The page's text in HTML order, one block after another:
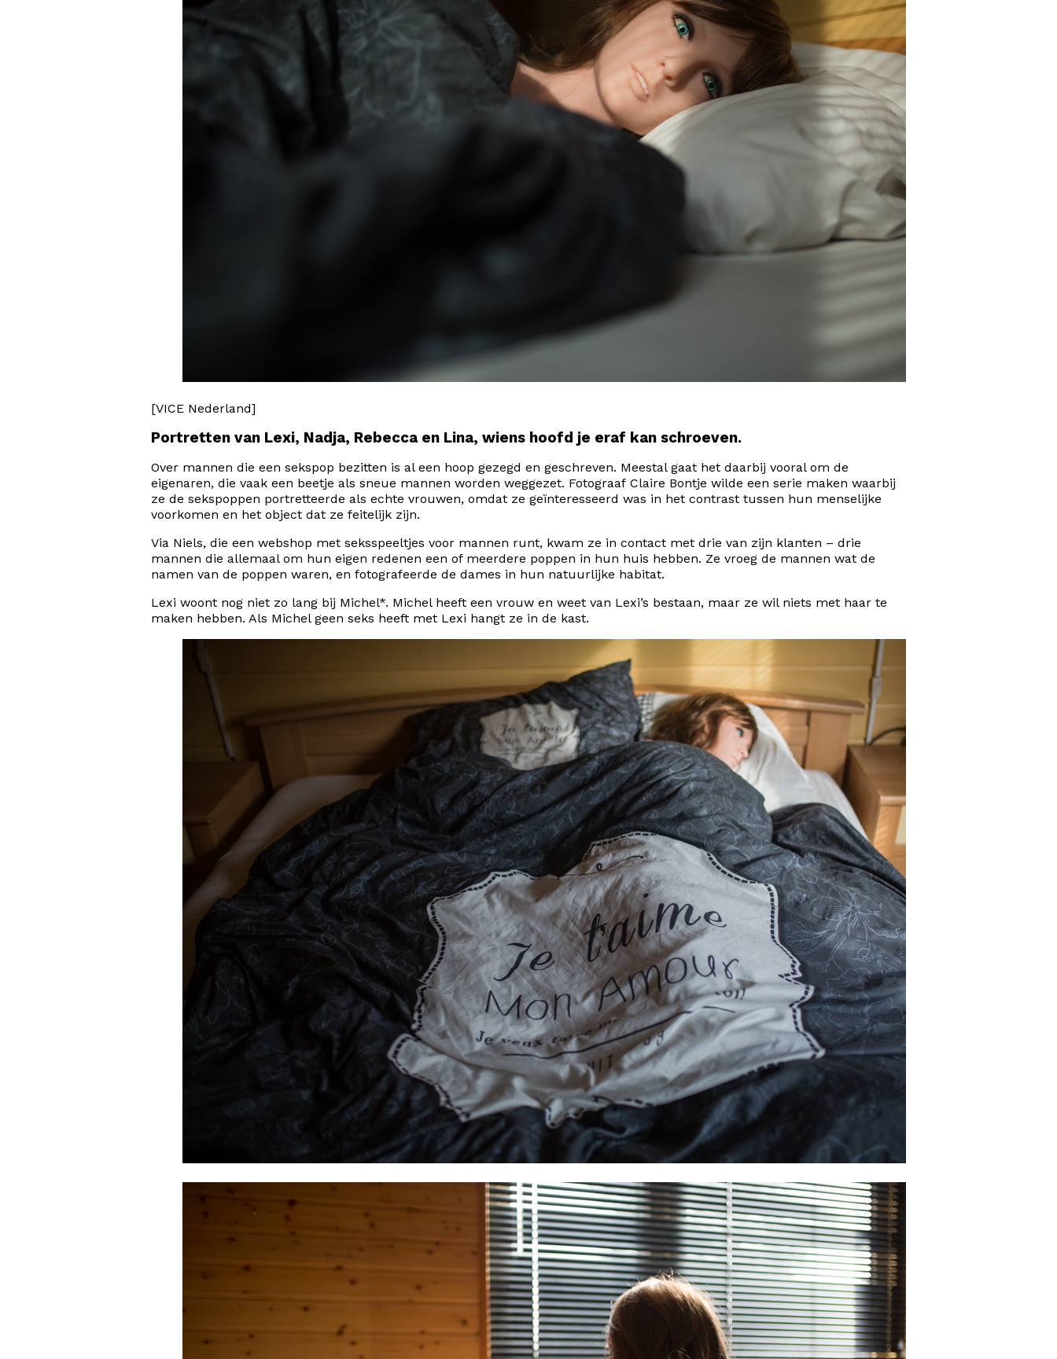
[VICE Nederland]
Portretten van Lexi, Nadja, Rebecca en Lina, wiens hoofd je eraf kan schroeven.
Over mannen die een sekspop bezitten is al een hoop gezegd en geschreven. Meestal gaat het daarbij vooral om de
eigenaren, die vaak een beetje als sneue mannen worden weggezet. Fotograaf Claire Bontje wilde een serie maken waarbij
ze de sekspoppen portretteerde als echte vrouwen, omdat ze geïnteresseerd was in het contrast tussen hun menselijke
voorkomen en het object dat ze feitelijk zijn.
Via Niels, die een webshop met seksspeeltjes voor mannen runt, kwam ze in contact met drie van zijn klanten – drie
mannen die allemaal om hun eigen redenen een of meerdere poppen in hun huis hebben. Ze vroeg de mannen wat de
namen van de poppen waren, en fotografeerde de dames in hun natuurlijke habitat.
Lexi woont nog niet zo lang bij Michel*. Michel heeft een vrouw en weet van Lexi’s bestaan, maar ze wil niets met haar te
maken hebben. Als Michel geen seks heeft met Lexi hangt ze in de kast.